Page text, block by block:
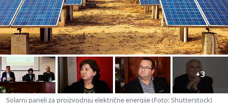
+3
Solarni paneli za proizvodnju električne energije (Foto: Shutterstock)